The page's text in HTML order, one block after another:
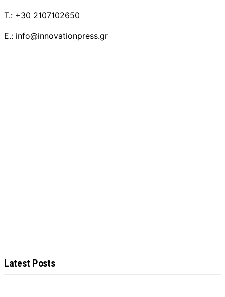
T.: +30 2107102650
E.: info@innovationpress.gr
Latest Posts